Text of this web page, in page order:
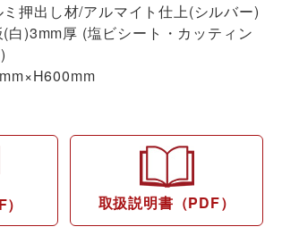
押出し材/アルマイト仕上(シルバー)
白)3mm厚 (塩ビシート・カッティン
取扱説明書（PDF）